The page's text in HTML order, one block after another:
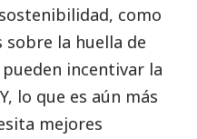
como
la huella de
incentivar la
lo que es aún más
mejores